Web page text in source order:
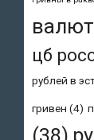
валют
цб
рублей в
гривен (4)